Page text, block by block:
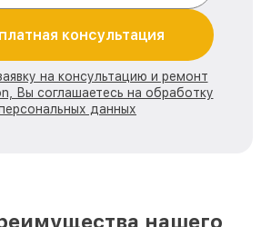
консультация
на консультацию и ремонт
Вы соглашаетесь на обработку
данных
нашего